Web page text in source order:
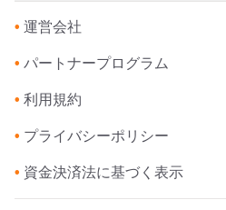
• 運営会社
• パートナープログラム
• 利用規約
• プライバシーポリシー
• 資金決済法に基づく表示